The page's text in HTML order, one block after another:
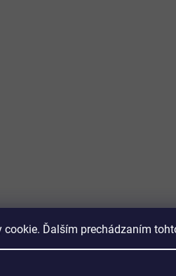
cookie. Ďalším prechádzaním